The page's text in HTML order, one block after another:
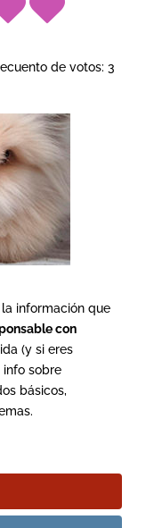
de votos:3
información que
con
(y si eres
info sobre
básicos,